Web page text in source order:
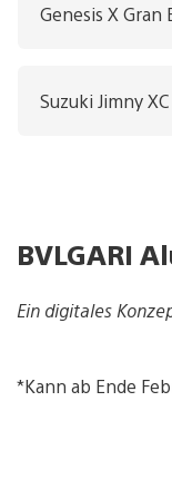
Genesis X
Suzuki Jimny
BVLGARI
Ein digitales
*Kann ab Ende